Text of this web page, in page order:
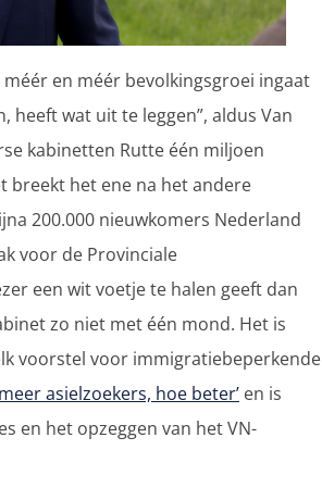
en méér bevolkingsgroei ingaat
heeft wat uit te leggen”, aldus Van
kabinetten Rutte één miljoen
breekt het ene na het andere
200.000 nieuwkomers Nederland
voor de Provinciale
een wit voetje te halen geeft dan
zo niet met één mond. Het is
voorstel voor immigratiebeperkende
asielzoekers, hoe beter’ en is
en het opzeggen van het VN-